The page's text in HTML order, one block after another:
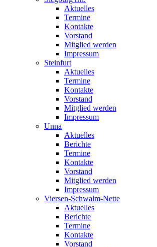
Aktuelles
Termine
Kontakte
Vorstand
Mitglied werden
Impressum
Steinfurt
Aktuelles
Termine
Kontakte
Vorstand
Mitglied werden
Impressum
Unna
Aktuelles
Berichte
Termine
Kontakte
Vorstand
Mitglied werden
Impressum
Viersen-Schwalm-Nette
Aktuelles
Berichte
Termine
Kontakte
Vorstand